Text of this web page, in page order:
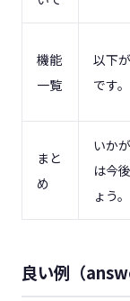
機能
一覧
以下
です。
まと
め
いか
は今
ょう。
良い例（